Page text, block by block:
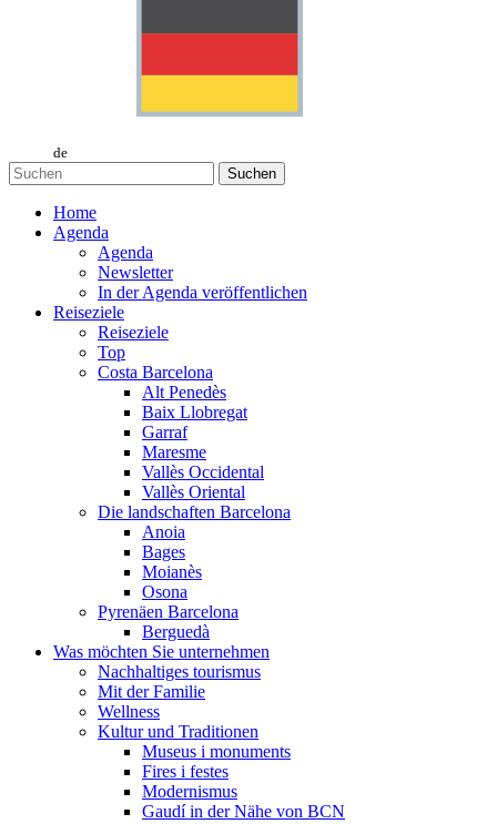
de
Suchen
Home
Agenda
Agenda
Newsletter
In der Agenda veröffentlichen
Reiseziele
Reiseziele
Top
Costa Barcelona
Alt Penedès
Baix Llobregat
Garraf
Maresme
Vallès Occidental
Vallès Oriental
Die landschaften Barcelona
Anoia
Bages
Moianès
Osona
Pyrenäen Barcelona
Berguedà
Was möchten Sie unternehmen
Nachhaltiges tourismus
Mit der Familie
Wellness
Kultur und Traditionen
Museus i monuments
Fires i festes
Modernismus
Gaudí in der Nähe von BCN